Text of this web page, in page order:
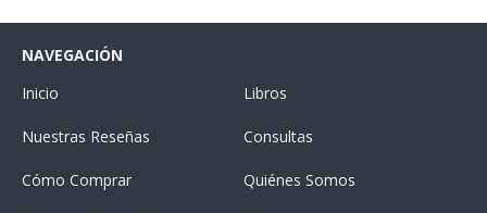
NAVEGACIÓN
Inicio
Libros
Nuestras Reseñas Consultas
Cómo Comprar Quiénes Somos